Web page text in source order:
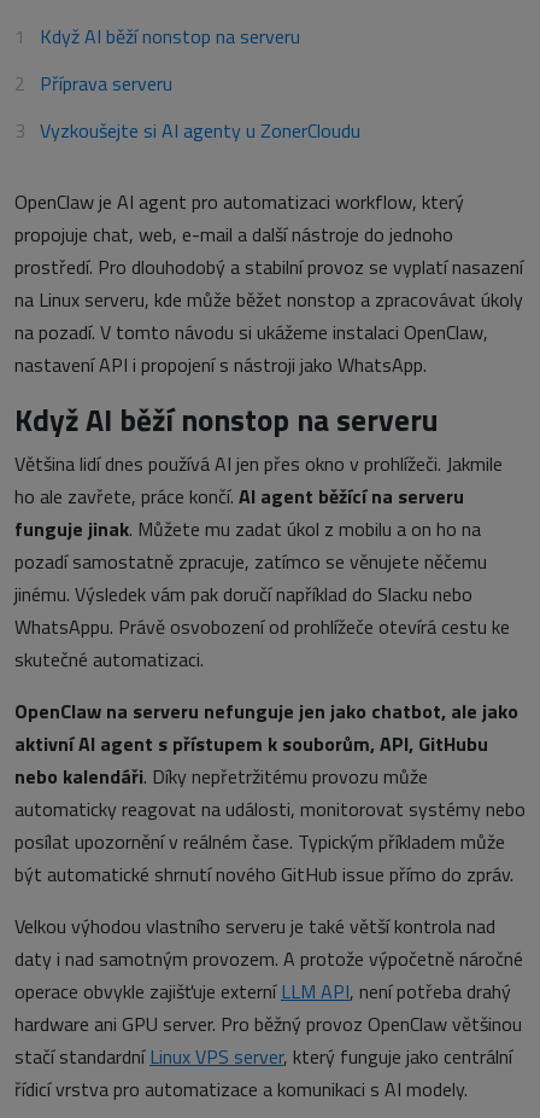
Když AI běží nonstop na serveru
Příprava serveru
Vyzkoušejte si AI agenty u ZonerCloudu
OpenClaw je AI agent pro automatizaci workflow, který
propojuje chat, web, e-mail a další nástroje do jednoho
prostředí. Pro dlouhodobý a stabilní provoz se vyplatí nasazení
na Linux serveru, kde může běžet nonstop a zpracovávat úkoly
na pozadí. V tomto návodu si ukážeme instalaci OpenClaw,
nastavení API i propojení s nástroji jako WhatsApp.
Když AI běží nonstop na serveru
Většina lidí dnes používá AI jen přes okno v prohlížeči. Jakmile
ho ale zavřete, práce končí. AI agent běžící na serveru
funguje jinak. Můžete mu zadat úkol z mobilu a on ho na
pozadí samostatně zpracuje, zatímco se věnujete něčemu
jinému. Výsledek vám pak doručí například do Slacku nebo
WhatsAppu. Právě osvobození od prohlížeče otevírá cestu ke
skutečné automatizaci.
OpenClaw na serveru nefunguje jen jako chatbot, ale jako
aktivní AI agent s přístupem k souborům, API, GitHubu
nebo kalendáři. Díky nepřetržitému provozu může
automaticky reagovat na události, monitorovat systémy nebo
posílat upozornění v reálném čase. Typickým příkladem může
být automatické shrnutí nového GitHub issue přímo do zpráv.
Velkou výhodou vlastního serveru je také větší kontrola nad
daty i nad samotným provozem. A protože výpočetně náročné
operace obvykle zajišťuje externíLLM API, není potřeba drahý
hardware ani GPU server. Pro běžný provoz OpenClaw většinou
stačí standardníLinux VPS server, který funguje jako centrální
řídicí vrstva pro automatizace a komunikaci s AI modely.